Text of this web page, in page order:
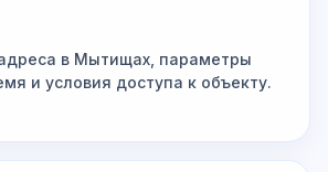
в Мытищах, параметры
и условия доступа к объекту.